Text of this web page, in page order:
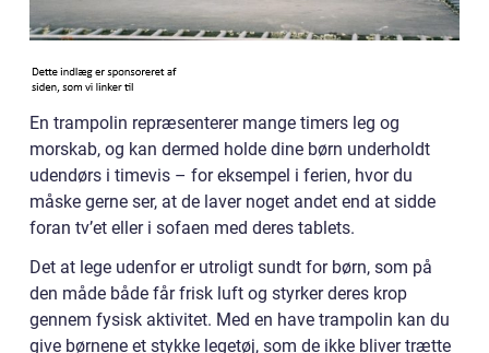
En trampolin repræsenterer mange timers leg og
morskab, og kan dermed holde dine børn underholdt
udendørs i timevis – for eksempel i ferien, hvor du
måske gerne ser, at de laver noget andet end at sidde
foran tv’et eller i sofaen med deres tablets.
Det at lege udenfor er utroligt sundt for børn, som på
den måde både får frisk luft og styrker deres krop
gennem fysisk aktivitet. Med en have trampolin kan du
give børnene et stykke legetøj, som de ikke bliver trætte